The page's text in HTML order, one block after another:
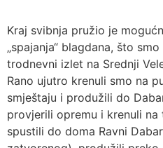
Kraj svibnja pružio je
„spajanja“ blagdana, što
trodnevni izlet na Srednji
Rano ujutro krenuli smo na
smještaju i produžili do
provjerili opremu i krenuli na
spustili do doma Ravni